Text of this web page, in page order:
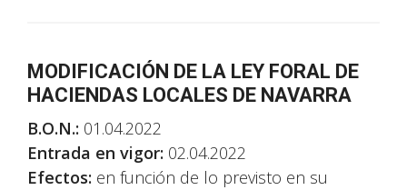
MODIFICACIÓN DE LA LEY FORAL DE
HACIENDAS LOCALES DE NAVARRA
B.O.N.: 01.04.2022
Entrada en vigor: 02.04.2022
Efectos: en función de lo previsto en su